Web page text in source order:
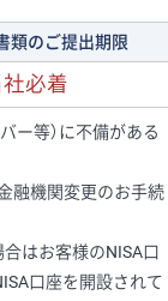
類のご提出期限
社必着
ー等）に不備がある
融機関変更のお手続
はお客様のNISA口
口座を開設されて